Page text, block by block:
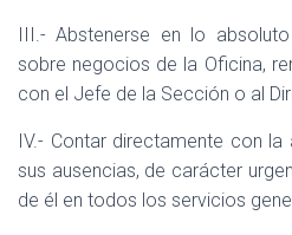
III.- Abstenerse en lo
sobre negocios de la Oficina,
con el Jefe de la Sección o al
IV.- Contar directamente con
sus ausencias, de carácter
de él en todos los servicios